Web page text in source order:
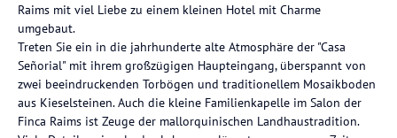
Raims mit viel Liebe zu einem kleinen Hotel mit Charme
umgebaut.
Treten Sie ein in die jahrhunderte alte Atmosphäre der "Casa
Señorial" mit ihrem großzügigen Haupteingang, überspannt von
zwei beeindruckenden Torbögen und traditionellem Mosaikboden
aus Kieselsteinen. Auch die kleine Familienkapelle im Salon der
Finca Raims ist Zeuge der mallorquinischen Landhaustradition.